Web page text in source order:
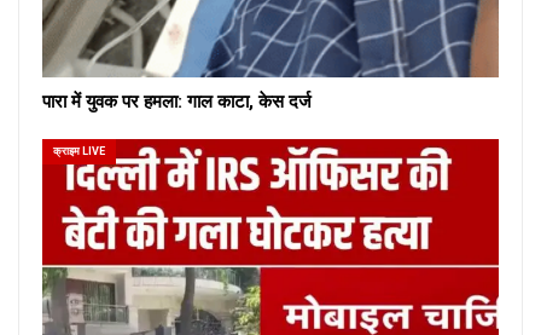
पारा में युवक पर हमला: गाल काटा, केस दर्ज
क्राइम LIVE